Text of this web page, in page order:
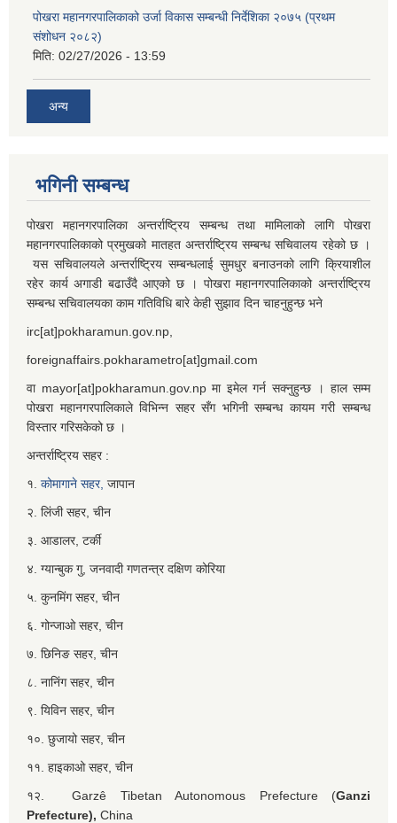
पोखरा महानगरपालिकाको उर्जा विकास सम्बन्धी निर्देशिका २०७५ (प्रथम
संशोधन २०८२)
मिति: 02/27/2026 - 13:59
अन्य
भगिनी सम्बन्ध
पोखरा महानगरपालिका अन्तर्राष्ट्रिय सम्बन्ध तथा मामिलाको लागि पोखरा
महानगरपालिकाको प्रमुखको मातहत अन्तर्राष्ट्रिय सम्बन्ध सचिवालय रहेको छ ।
यस सचिवालयले अन्तर्राष्ट्रिय सम्बन्धलाई सुमधुर बनाउनको लागि क्रियाशील
रहेर कार्य अगाडी बढाउँदै आएको छ । पोखरा महानगरपालिकाको अन्तर्राष्ट्रिय
सम्बन्ध सचिवालयका काम गतिविधि बारे केही सुझाव दिन चाहनुहुन्छ भने
irc[at]pokharamun.gov.np,
foreignaffairs.pokharametro[at]gmail.com
वा mayor[at]pokharamun.gov.np मा इमेल गर्न सक्नुहुन्छ । हाल सम्म
पोखरा महानगरपालिकाले विभिन्न सहर सँग भगिनी सम्बन्ध कायम गरी सम्बन्ध
विस्तार गरिसकेको छ ।
अन्तर्राष्ट्रिय सहर :
१. कोमागाने सहर, जापान
२. लिंजी सहर, चीन
३. आडालर, टर्की
४. ग्यान्बुक गु, जनवादी गणतन्त्र दक्षिण कोरिया
५. कुनमिंग सहर, चीन
६. गोन्जाओ सहर, चीन
७. छिनिङ सहर, चीन
८. नानिंग सहर, चीन
९. यिविन सहर, चीन
१०. छुजायो सहर, चीन
११. हाइकाओ सहर, चीन
१२. Garzê Tibetan Autonomous Prefecture (Ganzi
Prefecture), China